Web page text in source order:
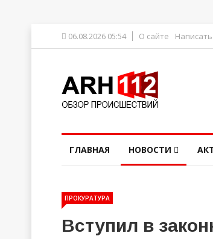
06.08.2026 05:54 О сайте
ГЛАВНАЯ НОВОСТИ
ПРОКУРАТУРА
Вступил в